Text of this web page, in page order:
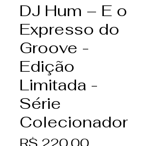
DJ Hum – E o
Expresso do
Groove -
Edição
Limitada -
Série
Colecionador